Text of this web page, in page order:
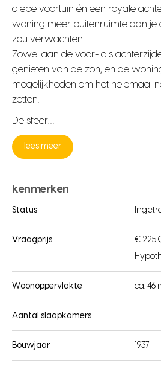
diepe voortuin én een royale
woning meer buitenruimte dan je
zou verwachten.
Zowel aan de voor- als
genieten van de zon, en de
mogelijkheden om het helemaal
zetten.
De sfeer…
lees meer
kenmerken
Status
Vraagprijs
€
Woonoppervlakte ca. 46
Aantal slaapkamers
Bouwjaar 1937